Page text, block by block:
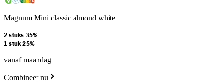
Magnum Mini classic almond white
2 stuks 35%
1 stuk 25%
vanaf maandag
Combineer nu